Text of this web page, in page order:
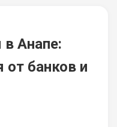
Анапе:
банков и